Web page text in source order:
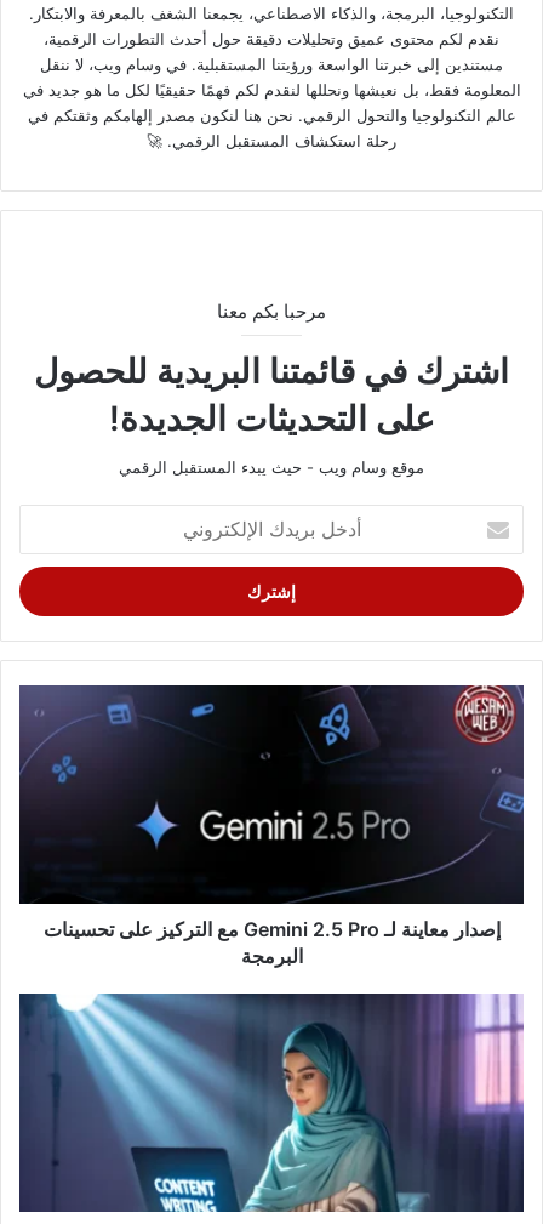
التكنولوجيا، البرمجة، والذكاء الاصطناعي، يجمعنا الشغف بالمعرفة والابتكار.
نقدم لكم محتوى عميق وتحليلات دقيقة حول أحدث التطورات الرقمية،
مستندين إلى خبرتنا الواسعة ورؤيتنا المستقبلية. في وسام ويب، لا ننقل
المعلومة فقط، بل نعيشها ونحللها لنقدم لكم فهمًا حقيقيًا لكل ما هو جديد في
عالم التكنولوجيا والتحول الرقمي. نحن هنا لنكون مصدر إلهامكم وثقتكم في
رحلة استكشاف المستقبل الرقمي. 🚀
مرحبا بكم معنا
اشترك في قائمتنا البريدية للحصول
على التحديثات الجديدة!
موقع وسام ويب - حيث يبدء المستقبل الرقمي
بريدك
الإلكتروني
إصدار معاينة لـ Gemini 2.5 Pro مع التركيز على تحسينات
البرمجة